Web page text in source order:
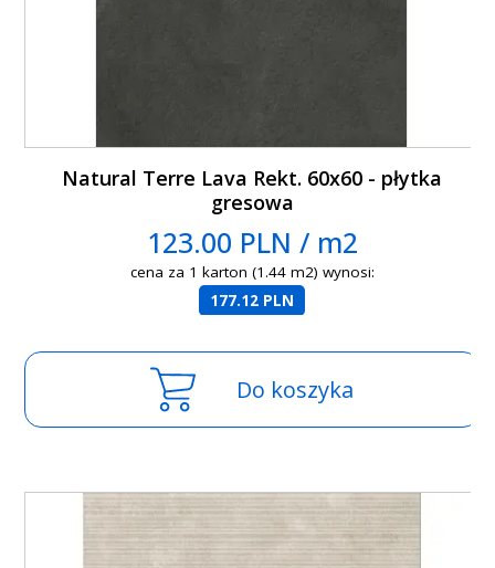
Natural Terre Lava Rekt. 60x60 - płytka
gresowa
123.00 PLN / m2
cena za 1 karton (1.44 m2) wynosi:
177.12 PLN
Do koszyka